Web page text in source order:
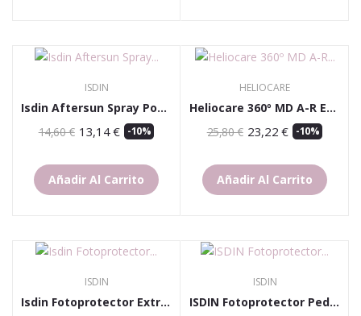
ISDIN
Isdin Aftersun Spray Post-Solar Efecto...
14,60 € 13,14 € -10%
Añadir Al Carrito
HELIOCARE
Heliocare 360º MD A-R Emulsión SPF50 50ml
25,80 € 23,22 € -10%
Añadir Al Carrito
ISDIN
Isdin Fotoprotector Extrem90 SPF50+ Cream 50 Ml
ISDIN
ISDIN Fotoprotector Pediátrico SPF50+ Gel Crema...